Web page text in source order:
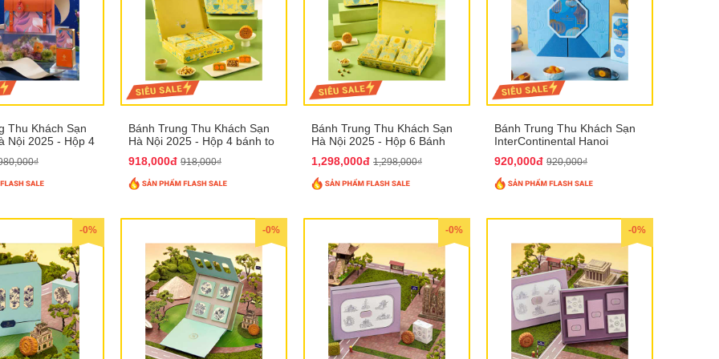
Thu Khách Sạn
Nội 2025 - Hộp 4
Bánh Trung Thu Khách Sạn
Hà Nội 2025 - Hộp 4 bánh to
918,000đ 918,000₫
Bánh Trung Thu Khách Sạn
Hà Nội 2025 - Hộp 6 Bánh
1,298,000đ 1,298,000₫
Bánh Trung Thu Khách Sạn
InterContinental Hanoi
920,000đ 920,000₫
-0% -0% -0% -0%